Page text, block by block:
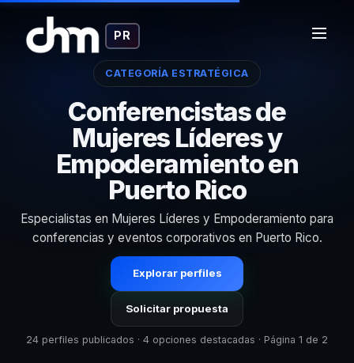
PR
CATEGORÍA ESTRATÉGICA
Conferencistas de
Mujeres Líderes y
Empoderamiento en
Puerto Rico
Especialistas en Mujeres Líderes y Empoderamiento para
conferencias y eventos corporativos en Puerto Rico.
Explorar perfiles
Solicitar propuesta
24 perfiles publicados · 4 opciones destacadas · Página 1 de 2